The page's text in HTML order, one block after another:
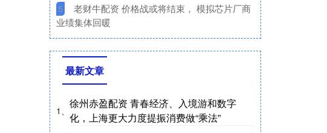
5
​老财牛配资 价格战或将结束， 模拟芯片厂商
业绩集体回暖
最新文章
1、
徐州赤盈配资 青春经济、入境游和数字
化，上海更大力度提振消费做“乘法”